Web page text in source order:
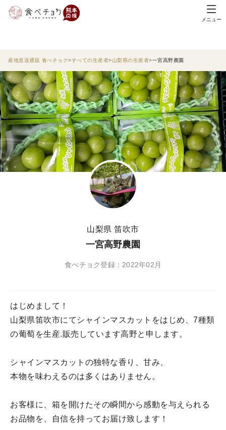
メニュー
産地直送通販 食べチョク すべての生産者 山梨県の生産者 一宮高野農園
山梨県 笛吹市
一宮高野農園
食べチョク登録：2022年02月
はじめまして！
山梨県笛吹市にてシャインマスカットをはじめ、7種類
の葡萄を生産.販売しています高野と申します。
シャインマスカットの独特な香り、甘み、
本物を味わえるのは多くはありません。
お客様に、箱を開けたその瞬間から感動を与えられる
お品物を、自信を持ってお届け致します！